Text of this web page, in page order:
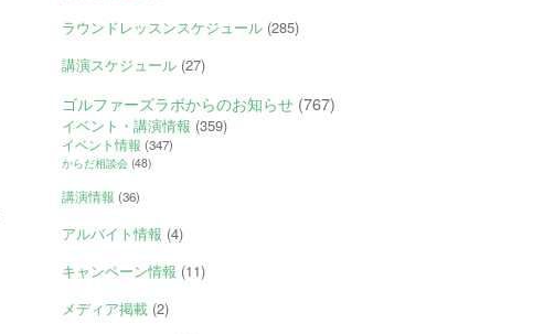
ラウンドレッスンスケジュール (285)
講演スケジュール (27)
ゴルファーズラボからのお知らせ (767)
イベント・講演情報 (359)
イベント情報 (347)
からだ相談会 (48)
講演情報 (36)
アルバイト情報 (4)
キャンペーン情報 (11)
メディア掲載 (2)